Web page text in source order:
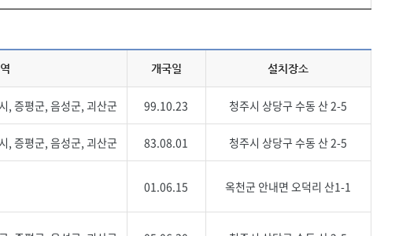
개국일 설치장소
, 증평군, 음성군, 괴산군 99.10.23 청주시 상당구 수동 산 2-5
, 증평군, 음성군, 괴산군 83.08.01 청주시 상당구 수동 산 2-5
01.06.15 옥천군 안내면 오덕리 산1-1